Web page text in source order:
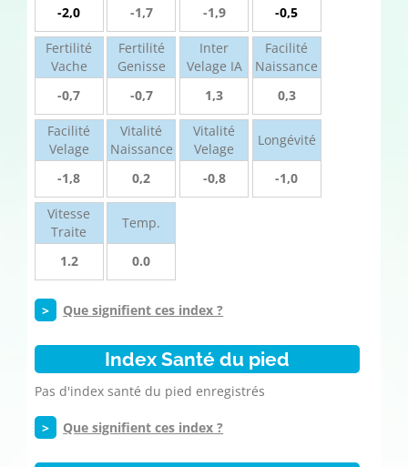
-2,0
-1,7
-1,9
-0,5
Fertilité
Vache
-0,7
Fertilité
Genisse
-0,7
Inter
Velage IA
1,3
Facilité
Naissance
0,3
Facilité
Velage
-1,8
Vitalité
Naissance
0,2
Vitalité
Velage
-0,8
Longévité
-1,0
Vitesse
Traite
1.2
Temp.
0.0
> Que signifient ces index ?
Index Santé du pied
Pas d'index santé du pied enregistrés
> Que signifient ces index ?